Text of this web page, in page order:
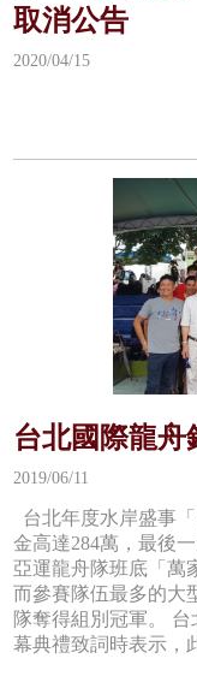
取消公告
2020/04/15
台北國際龍舟
2019/06/11
台北年度水岸盛事
金高達284萬，最後
亞運龍舟隊班底「萬
而參賽隊伍最多的大
隊奪得組別冠軍。
幕典禮致詞時表示，